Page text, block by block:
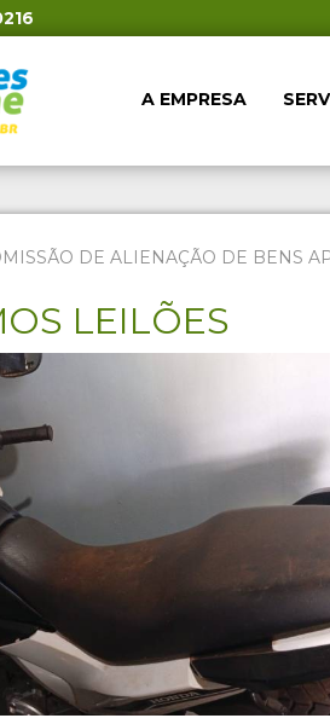
A EMPRESA
DE ALIENAÇÃO DE BENS
LEILÕES